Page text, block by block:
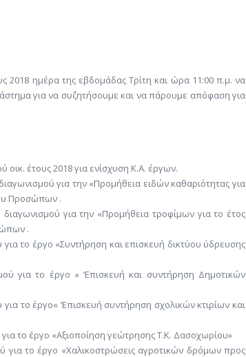
2018 ημέρα της εβδομάδας Τρίτη και ώρα 11:00 π.μ. να
για να συζητήσουμε και να πάρουμε απόφαση για
έτους 2018 για ενίσχυση Κ.Α. έργων.
για την «Προμήθεια ειδών καθαριότητας για
Προσώπων .
για την «Προμήθεια τροφίμων για το έτος
.
το έργο «Συντήρηση και επισκευή δικτύου ύδρευσης
για το έργο « ‘Επισκευή και συντήρηση Δημοτικών
το έργο« ‘Επισκευή συντήρηση σχολικών κτιρίων και
το έργο «Αξιοποίηση γεώτρησης Τ.Κ. Δασοχωρίου»
για το έργο «Χαλικοστρώσεις αγροτικών δρόμων προς